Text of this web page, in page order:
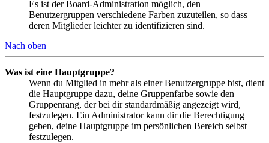
Es ist der Board-Administration möglich, den
Benutzergruppen verschiedene Farben zuzuteilen, so dass
deren Mitglieder leichter zu identifizieren sind.
Nach oben
Was ist eine Hauptgruppe?
Wenn du Mitglied in mehr als einer Benutzergruppe bist, dient
die Hauptgruppe dazu, deine Gruppenfarbe sowie den
Gruppenrang, der bei dir standardmäßig angezeigt wird,
festzulegen. Ein Administrator kann dir die Berechtigung
geben, deine Hauptgruppe im persönlichen Bereich selbst
festzulegen.